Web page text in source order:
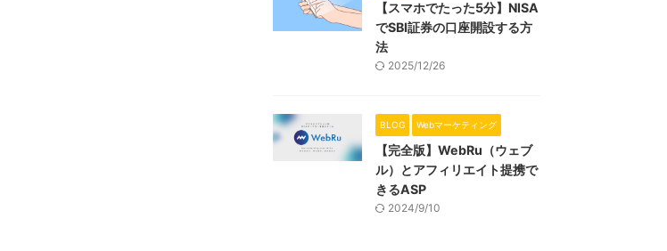
【スマホでたった5分】NISA
でSBI証券の口座開設する方
法
2025/12/26
BLOG Webマーケティング
【完全版】WebRu（ウェブ
ル）とアフィリエイト提携で
きるASP
2024/9/10